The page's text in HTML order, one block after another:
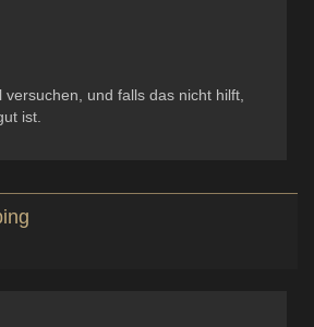
versuchen, und falls das nicht hilft,
ist.